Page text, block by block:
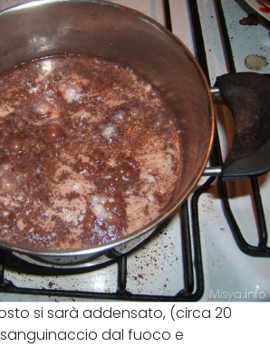
si sarà addensato, (circa 20
dal fuoco e